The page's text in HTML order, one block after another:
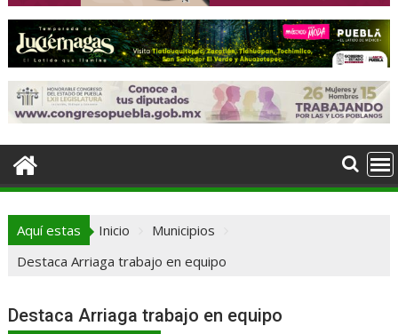
Aquí estas Inicio
Municipios
Destaca Arriaga trabajo en equipo
Destaca Arriaga trabajo en equipo